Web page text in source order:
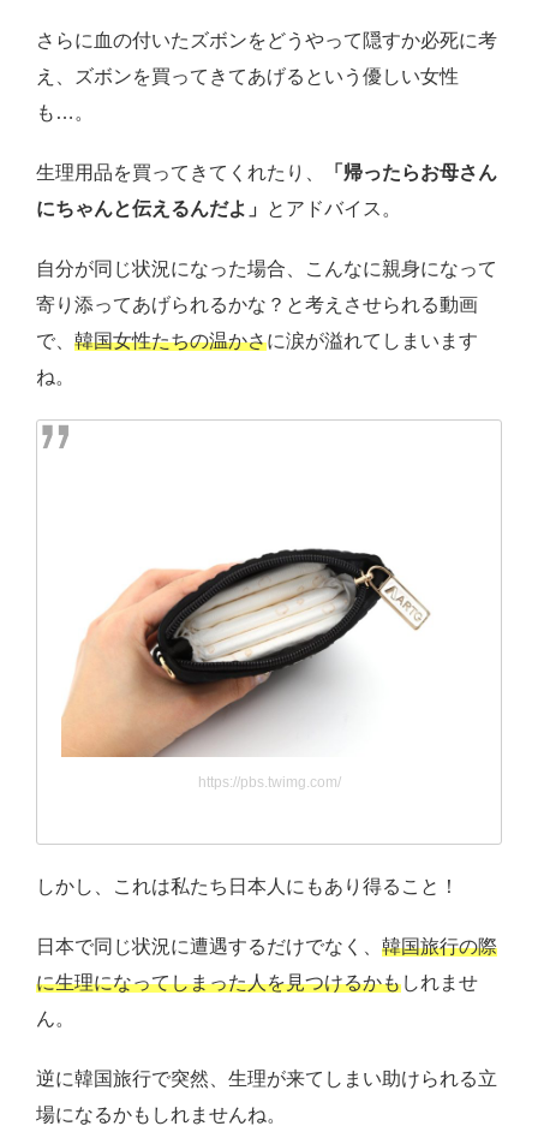
さらに血の付いたズボンをどうやって隠すか必死に考
え、ズボンを買ってきてあげるという優しい女性
も…。
生理用品を買ってきてくれたり、
「帰ったらお母さん
にちゃんと伝えるんだよ」
とアドバイス。
自分が同じ状況になった場合、こんなに親身になって
寄り添ってあげられるかな？と考えさせられる動画
で、 韓国女性たちの温かさに涙が溢れてしまいます
ね。
https://pbs.twimg.com/
しかし、これは私たち日本人にもあり得ること！
日本で同じ状況に遭遇するだけでなく、 韓国旅行の際
に生理になってしまった人を見つけるかもしれませ
ん。
逆に韓国旅行で突然、生理が来てしまい助けられる立
場になるかもしれませんね。